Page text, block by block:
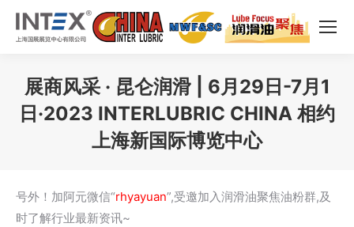
展商风采 · ​昆仑润滑 | 6月29日-7月1
日·2023 INTERLUBRIC CHINA 相约
上海新国际博览中心
号外！加阿元微信“rhyayuan”,受邀加入润滑油聚焦油粉群,及
时了解行业最新资讯~